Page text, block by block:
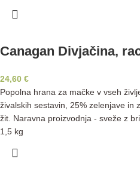
Canagan Divjačina,
24,60 €
Popolna hrana za mačke v vseh
živalskih sestavin, 25% zelenjave in
žit. Naravna proizvodnja - sveže z
1,5 kg